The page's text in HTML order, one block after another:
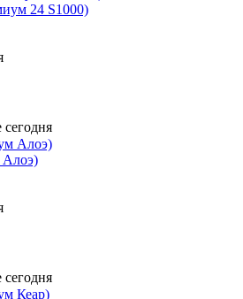
24 S1000)
Алоэ)